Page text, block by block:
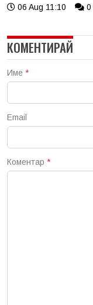
06 Aug 11:10 0
КОМЕНТИРАЙ
Име *
Email
Коментар *